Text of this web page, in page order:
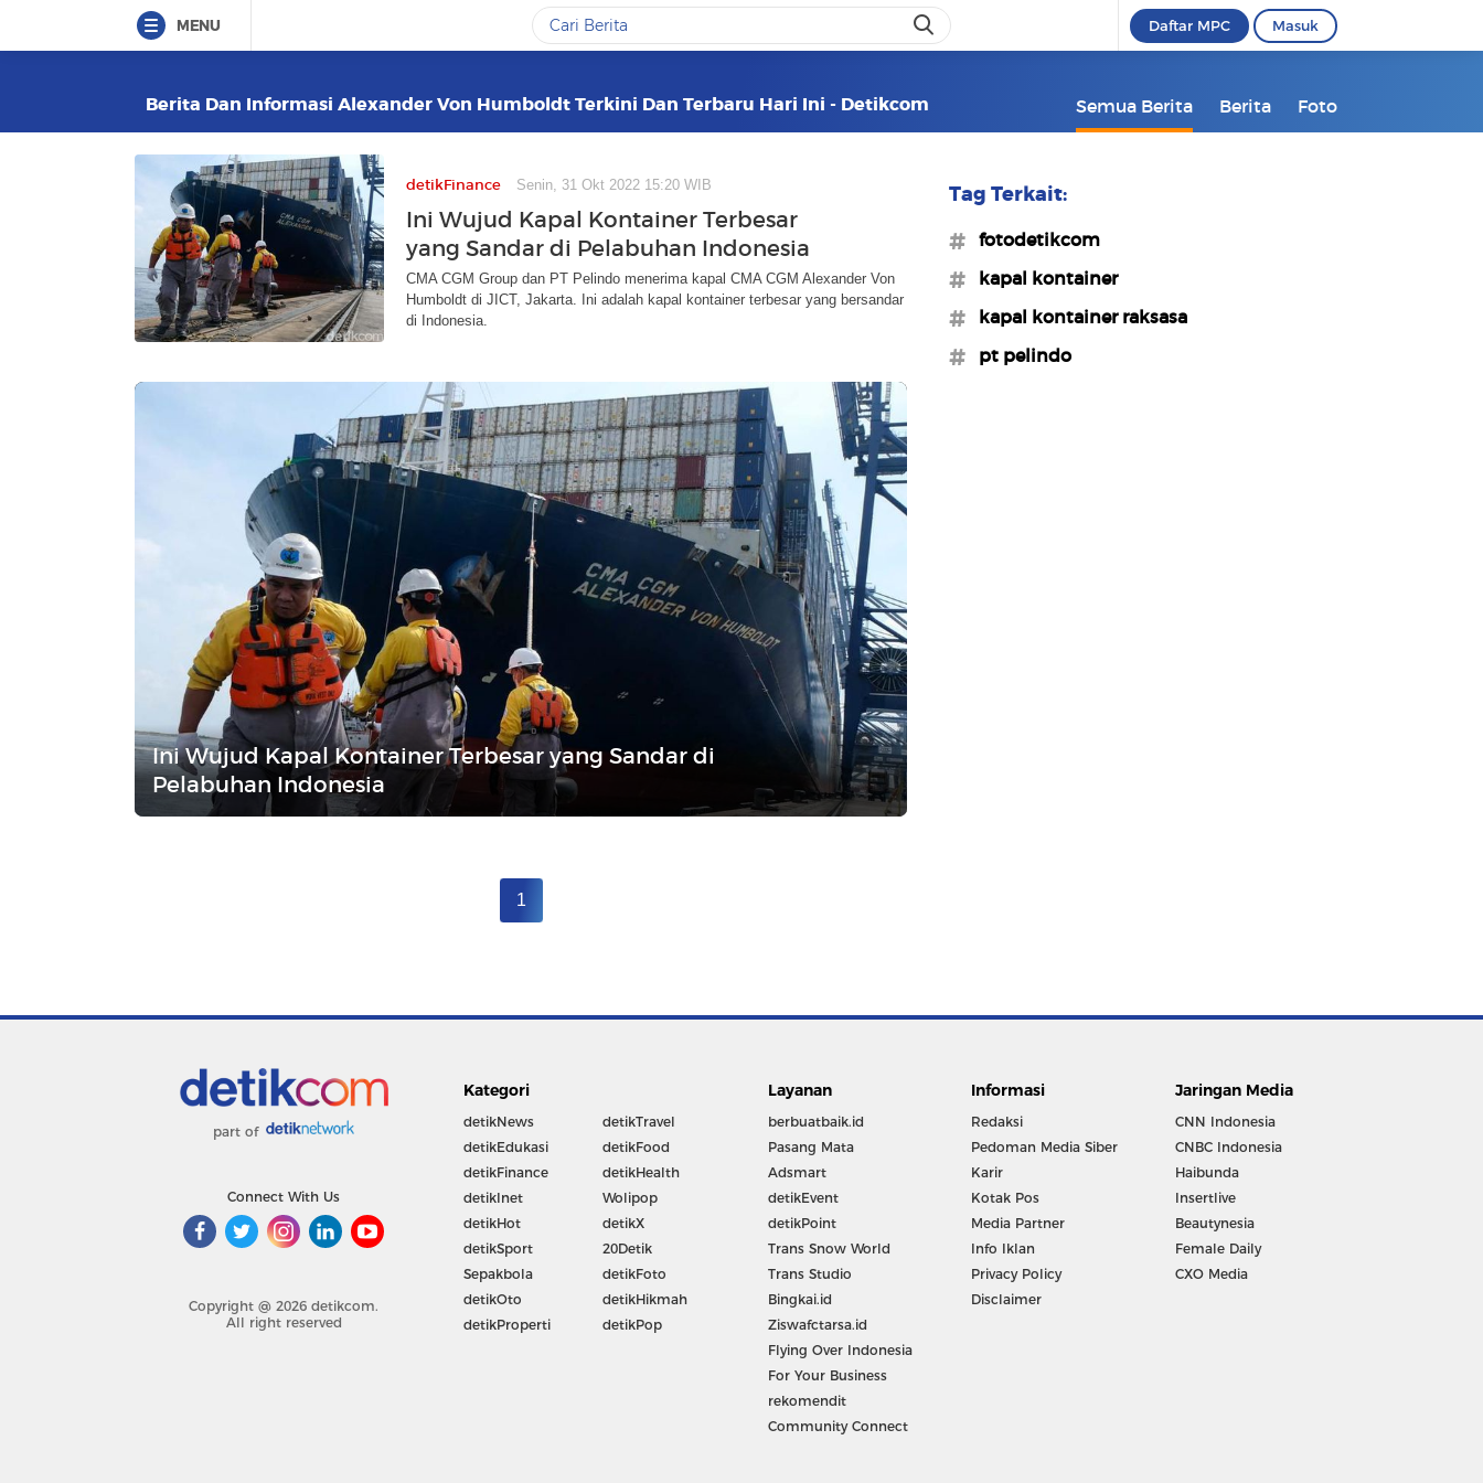
MENU Daftar MPC Masuk
Berita Dan Informasi Alexander Von Humboldt Terkini Dan Terbaru Hari Ini - Detikcom Semua Berita Berita Foto
detikFinance Senin, 31 Okt 2022 15:20 WIB
Ini Wujud Kapal Kontainer Terbesar
yang Sandar di Pelabuhan Indonesia
CMA CGM Group dan PT Pelindo menerima kapal CMA CGM Alexander Von
Humboldt di JICT, Jakarta. Ini adalah kapal kontainer terbesar yang bersandar
di Indonesia.
Ini Wujud Kapal Kontainer Terbesar yang Sandar di
Pelabuhan Indonesia
1
Tag Terkait:
#fotodetikcom
#kapal kontainer
#kapal kontainer raksasa
#pt pelindo
part of
Connect With Us
Copyright @ 2026 detikcom.
All right reserved
Kategori
detikNews
detikEdukasi
detikFinance
detikInet
detikHot
detikSport
Sepakbola
detikOto
detikProperti
detikTravel
detikFood
detikHealth
Wolipop
detikX
20Detik
detikFoto
detikHikmah
detikPop
Layanan
berbuatbaik.id
Pasang Mata
Adsmart
detikEvent
detikPoint
Trans Snow World
Trans Studio
Bingkai.id
Ziswafctarsa.id
Flying Over Indonesia
For Your Business
rekomendit
Community Connect
Informasi
Redaksi
Pedoman Media Siber
Karir
Kotak Pos
Media Partner
Info Iklan
Privacy Policy
Disclaimer
Jaringan Media
CNN Indonesia
CNBC Indonesia
Haibunda
Insertlive
Beautynesia
Female Daily
CXO Media